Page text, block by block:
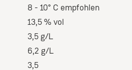
8 - 10° C empfohlen
13,5 % vol
3,5 g/L
6,2 g/L
3,5